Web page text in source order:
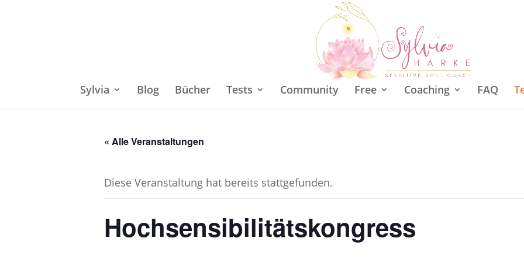
Sylvia Blog Bücher Tests Community Free Coaching FAQ
« Alle Veranstaltungen
Diese Veranstaltung hat bereits stattgefunden.
Hochsensibilitätskongress